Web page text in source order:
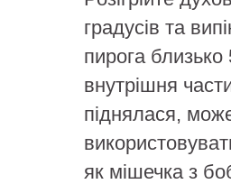
градусів та
пирога
внутрішня
піднялася,
як мішечка з